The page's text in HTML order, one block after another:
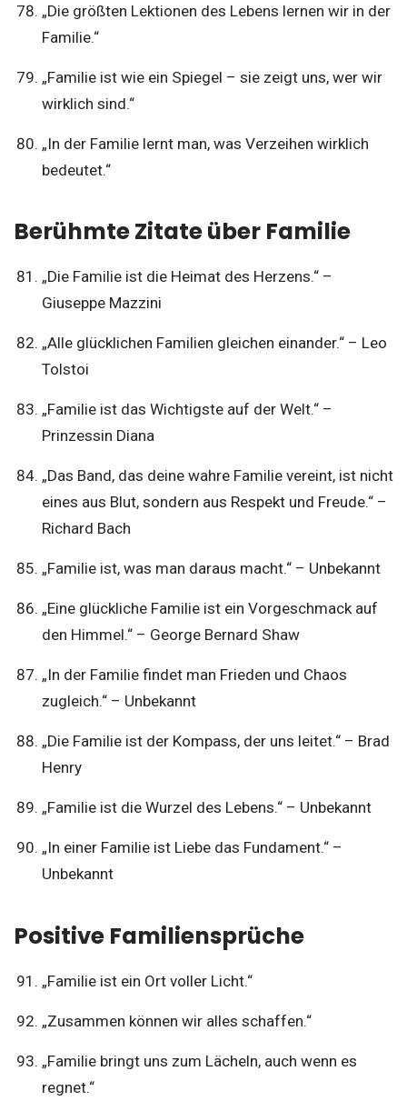
„Die größten Lektionen des Lebens lernen wir in der
Familie.“
„Familie ist wie ein Spiegel – sie zeigt uns, wer wir
wirklich sind.“
„In der Familie lernt man, was Verzeihen wirklich
bedeutet.“
Berühmte Zitate über Familie
„Die Familie ist die Heimat des Herzens.“ –
Giuseppe Mazzini
„Alle glücklichen Familien gleichen einander.“ – Leo
Tolstoi
„Familie ist das Wichtigste auf der Welt.“ –
Prinzessin Diana
„Das Band, das deine wahre Familie vereint, ist nicht
eines aus Blut, sondern aus Respekt und Freude.“ –
Richard Bach
„Familie ist, was man daraus macht.“ – Unbekannt
„Eine glückliche Familie ist ein Vorgeschmack auf
den Himmel.“ – George Bernard Shaw
„In der Familie findet man Frieden und Chaos
zugleich.“ – Unbekannt
„Die Familie ist der Kompass, der uns leitet.“ – Brad
Henry
„Familie ist die Wurzel des Lebens.“ – Unbekannt
„In einer Familie ist Liebe das Fundament.“ –
Unbekannt
Positive Familiensprüche
„Familie ist ein Ort voller Licht.“
„Zusammen können wir alles schaffen.“
„Familie bringt uns zum Lächeln, auch wenn es
regnet.“